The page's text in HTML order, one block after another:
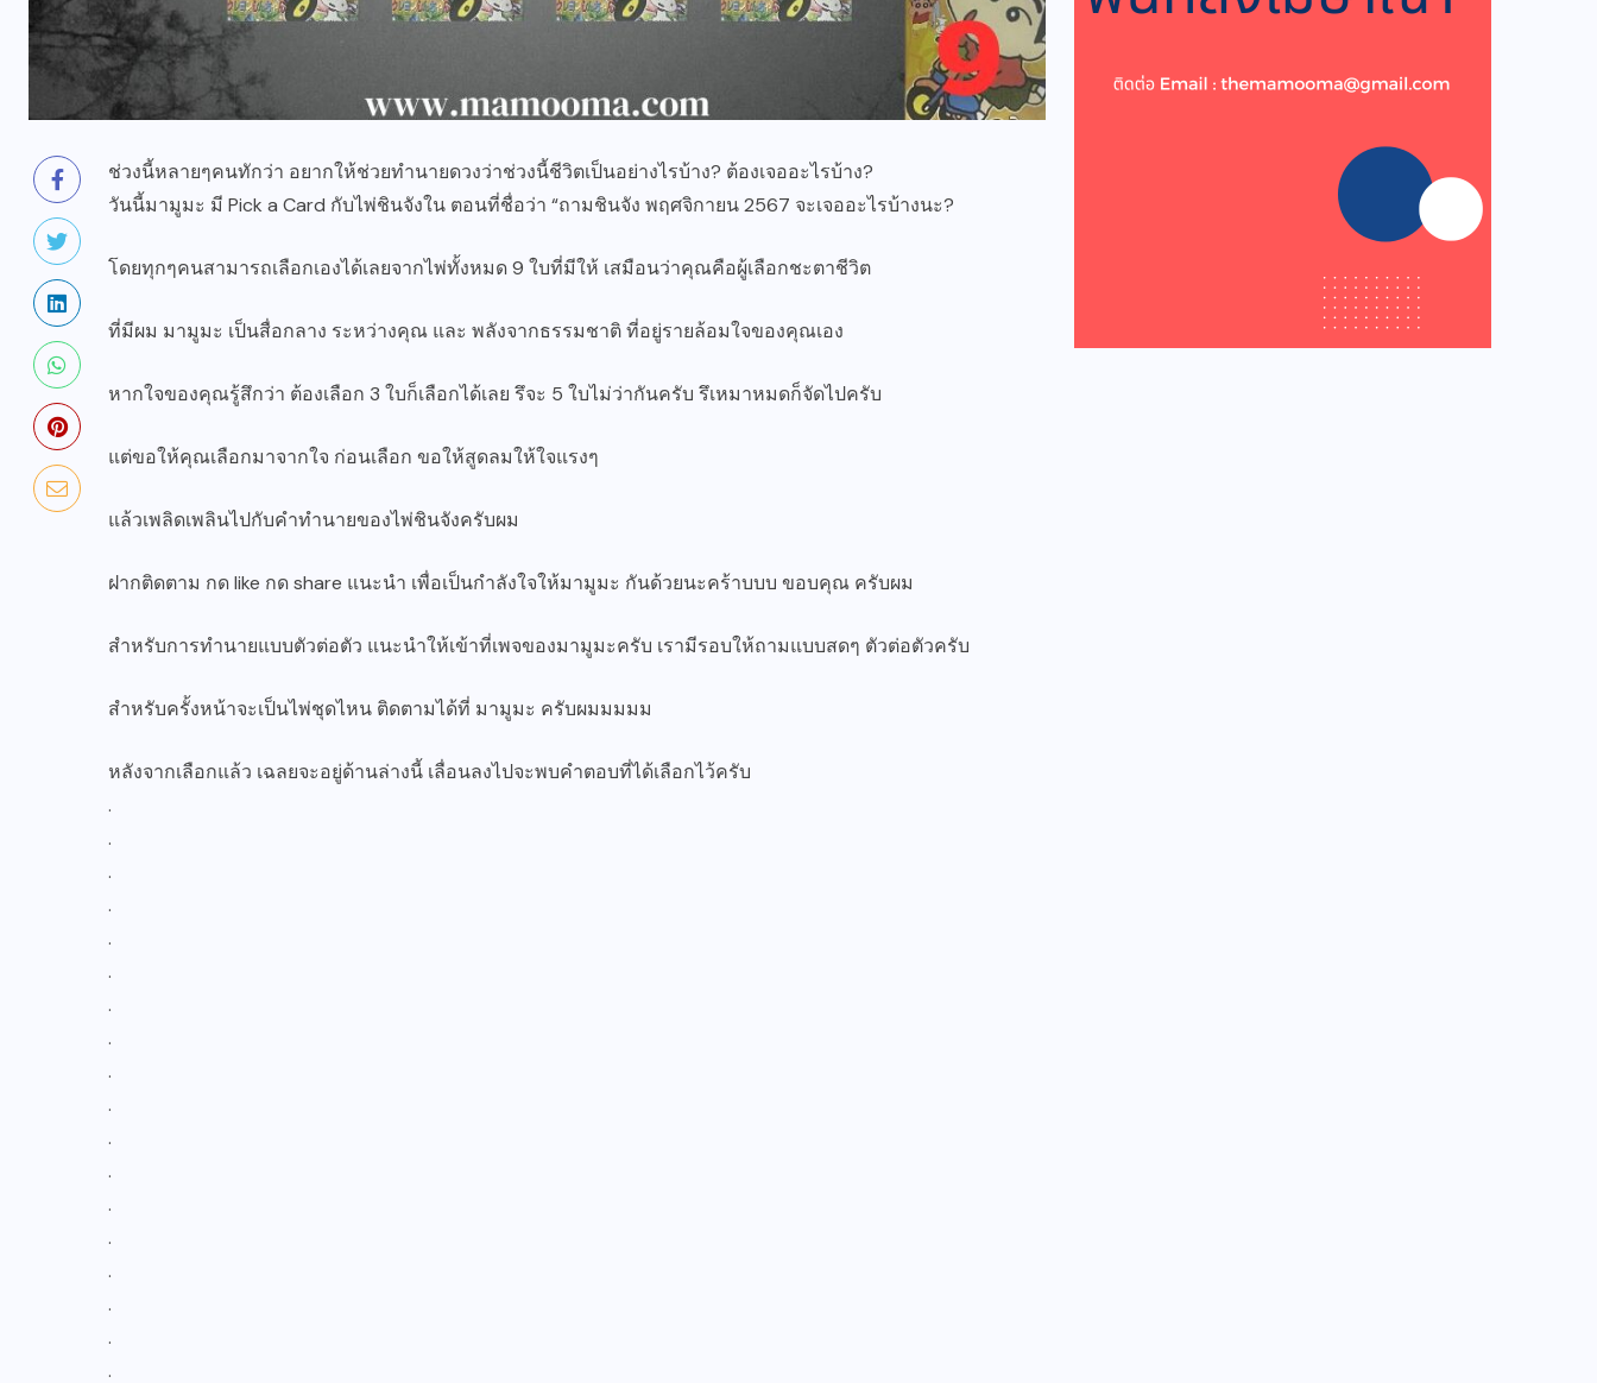
ช่วงนี้หลายๆคนทักว่า อยากให้ช่วยทำนายดวงว่าช่วงนี้ชีวิตเป็นอย่างไรบ้าง? ต้องเจออะไรบ้าง?
วันนี้มามูมะ มี Pick a Card กับไพ่ชินจังใน ตอนที่ชื่อว่า “ถามชินจัง พฤศจิกายน 2567 จะเจออะไรบ้างนะ?
โดยทุกๆคนสามารถเลือกเองได้เลยจากไพ่ทั้งหมด 9 ใบที่มีให้ เสมือนว่าคุณคือผู้เลือกชะตาชีวิต
ที่มีผม มามูมะ เป็นสื่อกลาง ระหว่างคุณ และ พลังจากธรรมชาติ ที่อยู่รายล้อมใจของคุณเอง
หากใจของคุณรู้สึกว่า ต้องเลือก 3 ใบก็เลือกได้เลย รึจะ 5 ใบไม่ว่ากันครับ รึเหมาหมดก็จัดไปครับ
แต่ขอให้คุณเลือกมาจากใจ ก่อนเลือก ขอให้สูดลมให้ใจแรงๆ
แล้วเพลิดเพลินไปกับคำทำนายของไพ่ชินจังครับผม
ฝากติดตาม กด like กด share แนะนำ เพื่อเป็นกำลังใจให้มามูมะ กันด้วยนะคร้าบบบ ขอบคุณ ครับผม
สำหรับการทำนายแบบตัวต่อตัว แนะนำให้เข้าที่เพจของมามูมะครับ เรามีรอบให้ถามแบบสดๆ ตัวต่อตัวครับ
สำหรับครั้งหน้าจะเป็นไพ่ชุดไหน ติดตามได้ที่ มามูมะ ครับผมมมมม
หลังจากเลือกแล้ว เฉลยจะอยู่ด้านล่างนี้ เลื่อนลงไปจะพบคำตอบที่ได้เลือกไว้ครับ
.
.
.
.
.
.
.
.
.
.
.
.
.
.
.
.
.
.